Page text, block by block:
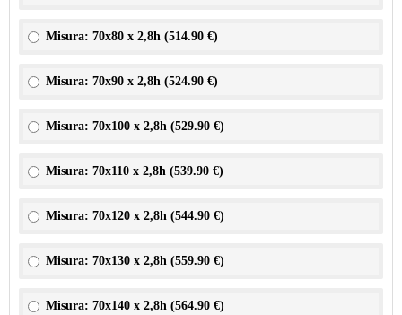
Misura: 70x80 x 2,8h (514.90 €)
Misura: 70x90 x 2,8h (524.90 €)
Misura: 70x100 x 2,8h (529.90 €)
Misura: 70x110 x 2,8h (539.90 €)
Misura: 70x120 x 2,8h (544.90 €)
Misura: 70x130 x 2,8h (559.90 €)
Misura: 70x140 x 2,8h (564.90 €)